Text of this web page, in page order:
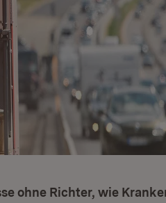
ohne Richter, wie